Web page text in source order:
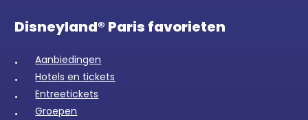
Disneyland® Paris favorieten
Aanbiedingen
Hotels en tickets
Entreetickets
Groepen